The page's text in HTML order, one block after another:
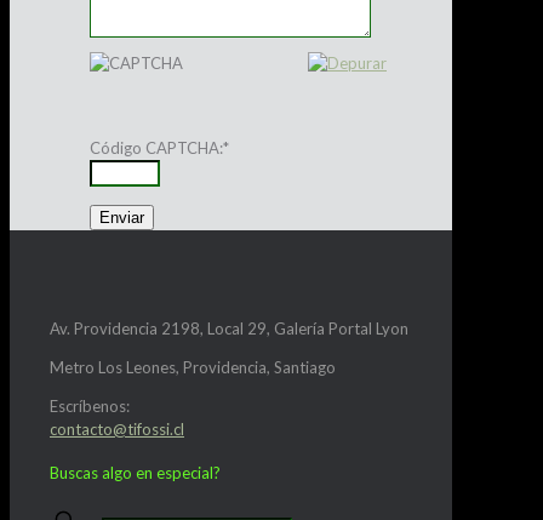
Código CAPTCHA:*
Av. Providencia 2198, Local 29, Galería Portal Lyon
Metro Los Leones, Providencia, Santiago
Escríbenos:
contacto@tifossi.cl
Buscas algo en especial?